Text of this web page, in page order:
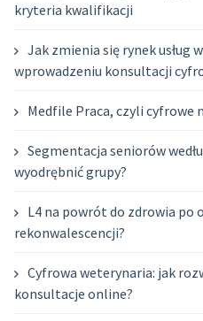
kryteria kwalifikacji
Jak zmienia się rynek usług
wprowadzeniu konsultacji
Medfile Praca, czyli cyfrowe
Segmentacja seniorów
wyodrębnić grupy?
L4 na powrót do zdrowia po
rekonwalescencji?
Cyfrowa weterynaria: jak
konsultacje online?